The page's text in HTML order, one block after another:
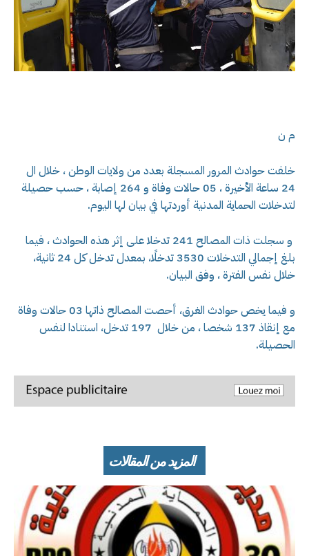
م ن
خلفت حوادث المرور المسجلة بعدد من ولايات الوطن ، خلال ال
24 ساعة الأخيرة ، 05 حالات وفاة و 264 إصابة ، حسب حصيلة
لتدخلات الحماية المدنية أوردتها في بيان لها اليوم.
و سجلت ذات المصالح 241 تدخلا على إثر هذه الحوادث ، فيما
بلغ إجمالي التدخلات 3530 تدخلًا، بمعدل تدخل كل 24 ثانية،
خلال نفس الفترة ، وفق البيان.
و فيما يخص حوادث الغرق، أحصت المصالح ذاتها 03 حالات وفاة
مع إنقاذ 137 شخصا ، من خلال 197 تدخل، استنادا لنفس
الحصيلة.
المزيد من المقالات